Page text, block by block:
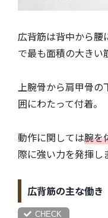
広背筋は背中から腰
で最も面積の大きい
上腕骨から肩甲骨の
囲にわたって付着。
動作に関しては腕を
際に強い力を発揮し
広背筋の主な働き